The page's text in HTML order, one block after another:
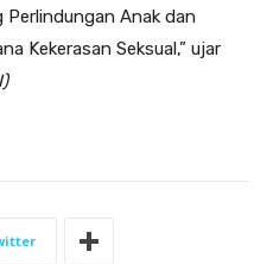
Anak dan
Kekerasan Seksual,” ujar